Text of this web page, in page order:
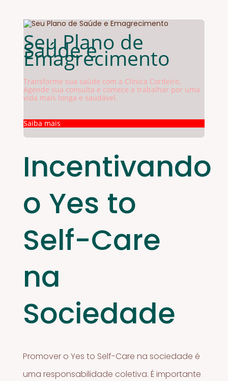
Seu Plano de
Saúde e
Emagrecimento
Transforme sua saúde com a Clínica Cordeiro.
Agende sua consulta e comece a trabalhar por uma
vida mais longa e saudável.
Saiba mais
Incentivando
o Yes to
Self-Care
na
Sociedade
Promover o Yes to Self-Care na sociedade é
uma responsabilidade coletiva. É importante